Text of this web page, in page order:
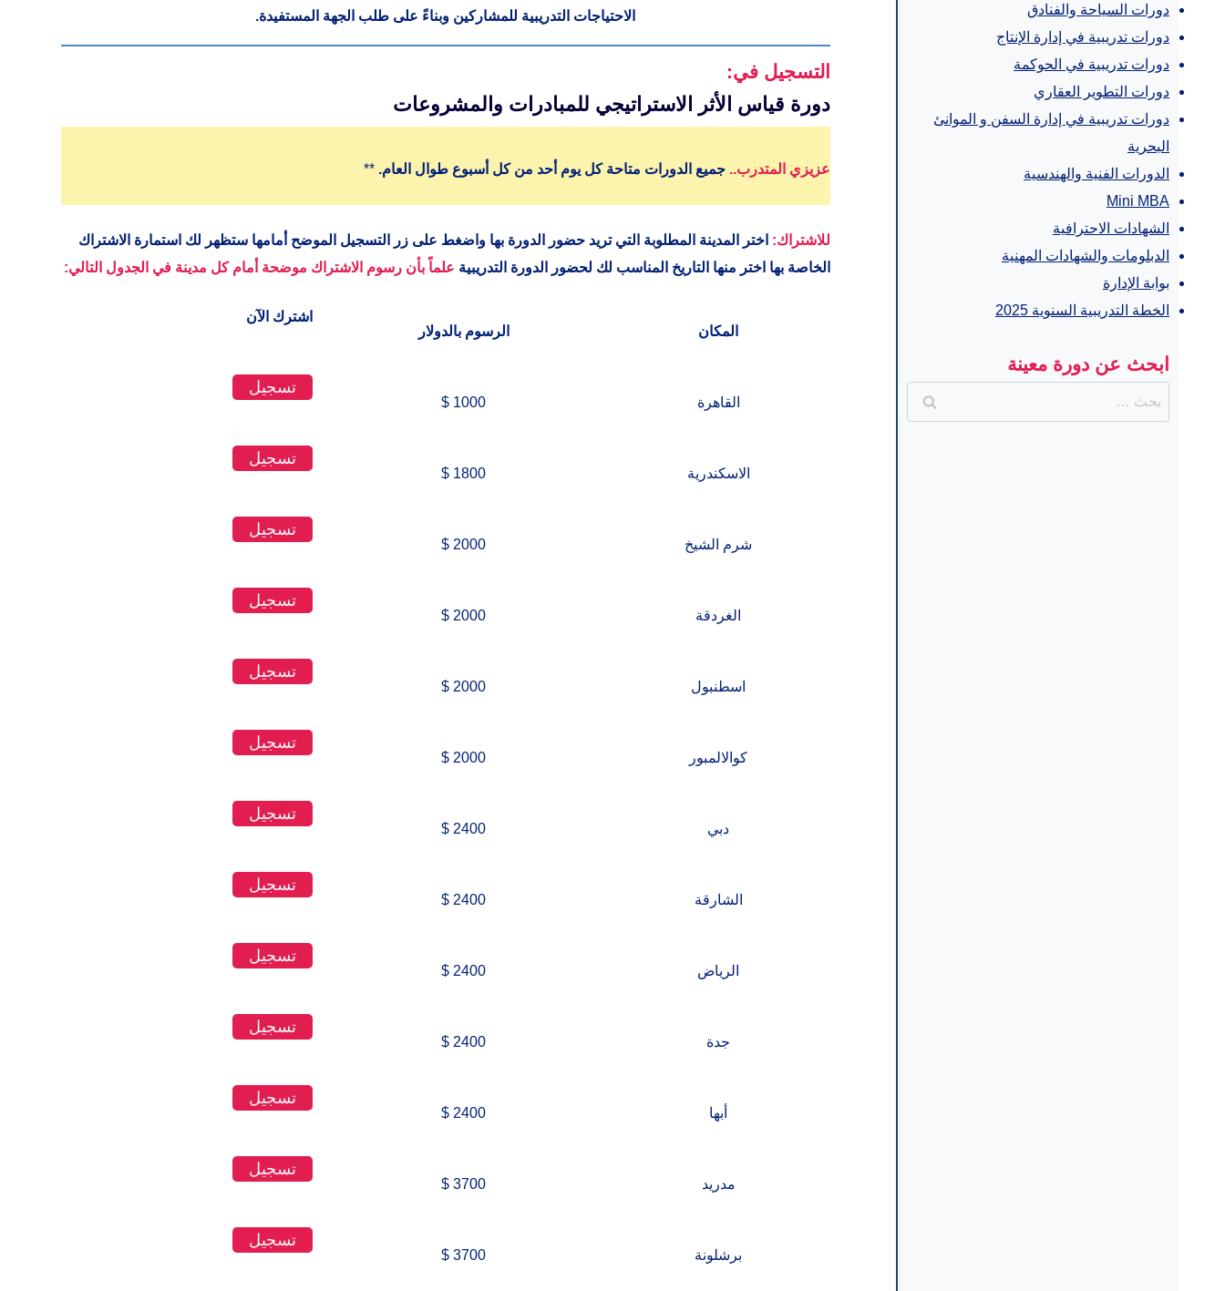
الاحتياجات التدريبية للمشاركين وبناءً على طلب الجهة المستفيدة.
التسجيل في:
دورة قياس الأثر الاستراتيجي للمبادرات والمشروعات
عزيزي المتدرب.. جميع الدورات متاحة كل يوم أحد من كل أسبوع طوال العام. **
للاشتراك: اختر المدينة المطلوبة التي تريد حضور الدورة بها واضغط على زر التسجيل الموضح أمامها ستظهر لك استمارة الاشتراك
الخاصة بها اختر منها التاريخ المناسب لك لحضور الدورة التدريبية علماً بأن رسوم الاشتراك موضحة أمام كل مدينة في الجدول التالي:
المكان الرسوم بالدولار
اشترك الآن
القاهرة 1000 $
تسجيل
الاسكندرية 1800 $
تسجيل
شرم الشيخ 2000 $
تسجيل
الغردقة 2000 $
تسجيل
اسطنبول 2000 $
تسجيل
كوالالمبور 2000 $
تسجيل
دبي 2400 $
تسجيل
الشارقة 2400 $
تسجيل
الرياض 2400 $
تسجيل
جدة 2400 $
تسجيل
أبها 2400 $
تسجيل
مدريد 3700 $
تسجيل
برشلونة 3700 $
تسجيل
دورات السياحة والفنادق
دورات تدريبية في إدارة الإنتاج
دورات تدريبية في الحوكمة
دورات التطوير العقاري
دورات تدريبية في إدارة السفن و الموانئ
البحرية
الدورات الفنية والهندسية
Mini MBA
الشهادات الاحترافية
الدبلومات والشهادات المهنية
بوابة الإدارة
الخطة التدريبية السنوية 2025
ابحث عن دورة معينة
عن: